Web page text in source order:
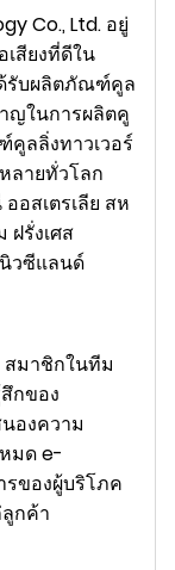
Co., Ltd. อยู่
สียงที่ดีใน
ด้รับผลิตภัณฑ์คูล
าญในการผลิตคู
ลลิ่งทาวเวอร์
ลายทั่วโลก
อสเตรเลีย สห
ฝรั่งเศส
วซีแลนด์
มาชิกในทีม
กของ
องความ
มด e-
ของผู้บริโภค
กค้า